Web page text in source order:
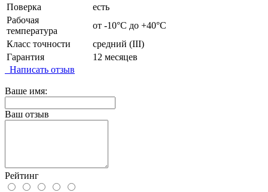
Поверка
есть
Рабочая
температура
от -10°C до +40°C
Класс точности
средний (III)
Гарантия
12 месяцев
Написать отзыв
Ваше имя:
Ваш отзыв
Рейтинг